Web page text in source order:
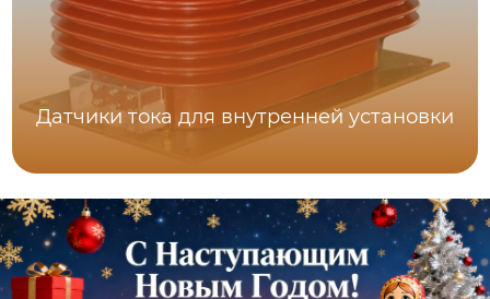
Датчики тока для внутренней установки